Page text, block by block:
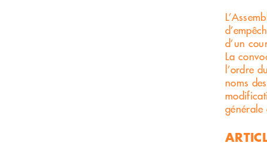
d’un
La
l’ordre
noms
générale